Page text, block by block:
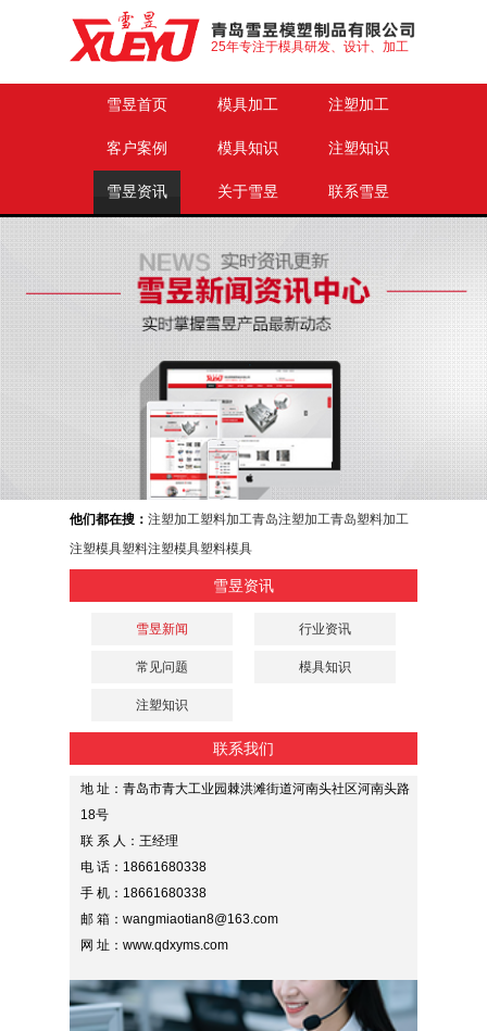
25年专注于模具研发、设计、加工
雪昱首页 模具加工 注塑加工
客户案例 模具知识 注塑知识
雪昱资讯 关于雪昱 联系雪昱
他们都在搜： 注塑加工塑料加工青岛注塑加工青岛塑料加工
注塑模具塑料注塑模具塑料模具
雪昱资讯
雪昱新闻 行业资讯
常见问题 模具知识
注塑知识
联系我们
地 址：青岛市青大工业园棘洪滩街道河南头社区河南头路
18号
联 系 人：王经理
电 话：18661680338
手 机：18661680338
邮 箱：wangmiaotian8@163.com
网 址：www.qdxyms.com